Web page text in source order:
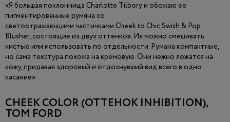
«Я большая поклонница Charlotte Tilbory и обожаю ее
пигментированные румяна со
светоотражающими частичками Cheek to Chic Swish & Pop
Blusher, состоящие из двух оттенков. Их можно смешивать
кистью или использовать по отдельности. Румана компактные,
но сама текстура похожа на кремовую. Они нежно ложатся на
кожу, придавая здоровый и отдохнувший вид всего в одно
касание».
CHEEK COLOR (ОТТЕНОК INHIBITION),
TOM FORD